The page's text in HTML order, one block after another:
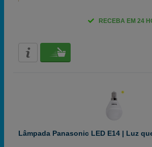
RECEBA EM 24
Lâmpada Panasonic LED E14 | Luz